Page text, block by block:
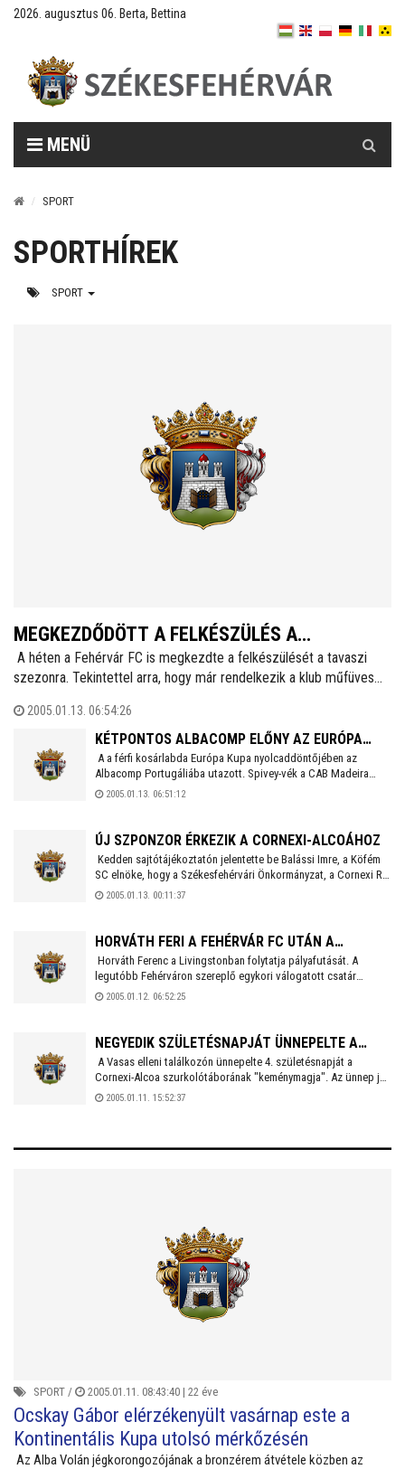
2026. augusztus 06. Berta, Bettina
MENÜ
SPORT
SPORTHÍREK
SPORT
MEGKEZDŐDÖTT A FELKÉSZÜLÉS A
FEHÉRVÁR FC-NÉL
A héten a Fehérvár FC is megkezdte a felkészülését a tavaszi
szezonra. Tekintettel arra, hogy már rendelkezik a klub műfüves
edzőmérkőzést rendezzenek meg a Sóstói stadionban. Ennek
megfelelően januárban és februárban a tervek szerint 11
találkozóra kerül sor.
2005.01.13. 06:54:26
KÉTPONTOS ALBACOMP ELŐNY AZ EURÓPA
KUPÁBAN
A a férfi kosárlabda Európa Kupa nyolcaddöntőjében az
Albacomp Portugáliába utazott. Spivey-vék a CAB Madeira
vendégeként végül 82-80-ra győzni tudtak, így minimális
2005.01.13. 06:51:12
ÚJ SZPONZOR ÉRKEZIK A CORNEXI-ALCOÁHOZ
Kedden sajtótájékoztatón jelentette be Balássi Imre, a Köfém
SC elnöke, hogy a Székesfehérvári Önkormányzat, a Cornexi Rt.
és az Alcoa Köfém Kft. mellett, egy újabb, jelentős anyagi
Frankfurt elleni EHF mérkőzés előtt kerül aláírásra.
2005.01.13. 00:11:37
HORVÁTH FERI A FEHÉRVÁR FC UTÁN A
LIVINGSTONE CSAPATÁBAN FOLYTATJA
Horváth Ferenc a Livingstonban folytatja pályafutását. A
legutóbb Fehérváron szereplő egykori válogatott csatár
egyelőre féléves szerződést írt alá az élvonal utolsó helyén álló
Miriuta már december óta kapcsolatban állt a skótokkal, az
volt a hangsúly.
2005.01.12. 06:52:25
NEGYEDIK SZÜLETÉSNAPJÁT ÜNNEPELTE A
CORNEXI-ALCOA SZURKOLÓGÁRDÁJA
A Vasas elleni találkozón ünnepelte 4. születésnapját a
Cornexi-Alcoa szurkolótáborának "keménymagja". Az ünnep jól
sikerült: a CF kitett magáért, a csapat szinte hazai pályán
idegenbeli meccsen képviseltetik magukat, és szurkolnak a
2005.01.11. 15:52:37
SPORT / 2005.01.11. 08:43:40 | 22 éve
Ocskay Gábor elérzékenyült vasárnap este a
Kontinentális Kupa utolsó mérkőzésén
Az Alba Volán jégkorongozójának a bronzérem átvétele közben az